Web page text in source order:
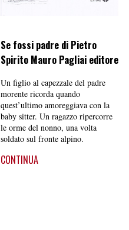
Se fossi padre di Pietro
Spirito Mauro Pagliai editore
Un figlio al capezzale del padre
morente ricorda quando
quest’ultimo amoreggiava con la
baby sitter. Un ragazzo ripercorre
le orme del nonno, una volta
soldato sul fronte alpino.
CONTINUA